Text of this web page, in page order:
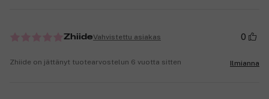
ZhiideVahvistettu asiakas 0
Zhiide on jättänyt tuotearvostelun 6 vuotta sitten Ilmianna